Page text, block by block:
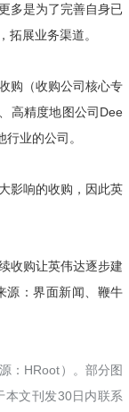
多是为了完善自身已
拓展业务渠道。
购（收购公司核心专
高精度地图公司Dee
业的公司。
影响的收购，因此英
收购让英伟达逐步建
源：界面新闻、鞭牛
：HRoot）。部分图
本文刊发30日内联系